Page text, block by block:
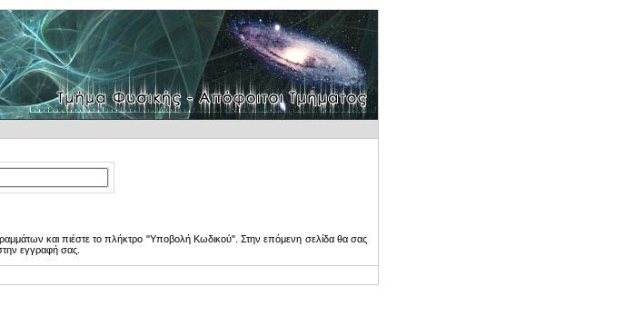
και πιέστε το πλήκτρο "Υποβολή Κωδικού". Στην επόμενη σελίδα θα σας
εγγραφή σας.